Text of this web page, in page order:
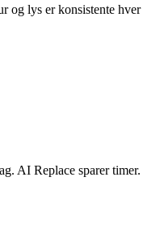
og lys er konsistente hver
AI Replace sparer timer.